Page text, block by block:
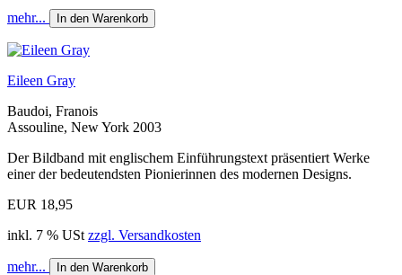
mehr... In den Warenkorb
Eileen Gray
Baudoi, Franois
Assouline, New York 2003
Der Bildband mit englischem Einführungstext präsentiert Werke
einer der bedeutendsten Pionierinnen des modernen Designs.
EUR 18,95
inkl. 7 % USt zzgl. Versandkosten
mehr... In den Warenkorb